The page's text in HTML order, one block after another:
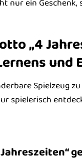
nur ein
„4
und
Spielzeug
spielerisch